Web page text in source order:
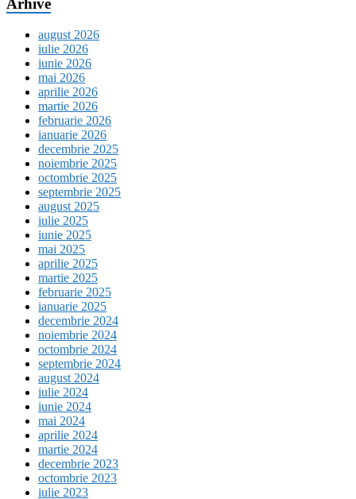
Arhive
august 2026
iulie 2026
iunie 2026
mai 2026
aprilie 2026
martie 2026
februarie 2026
ianuarie 2026
decembrie 2025
noiembrie 2025
octombrie 2025
septembrie 2025
august 2025
iulie 2025
iunie 2025
mai 2025
aprilie 2025
martie 2025
februarie 2025
ianuarie 2025
decembrie 2024
noiembrie 2024
octombrie 2024
septembrie 2024
august 2024
iulie 2024
iunie 2024
mai 2024
aprilie 2024
martie 2024
decembrie 2023
octombrie 2023
iulie 2023